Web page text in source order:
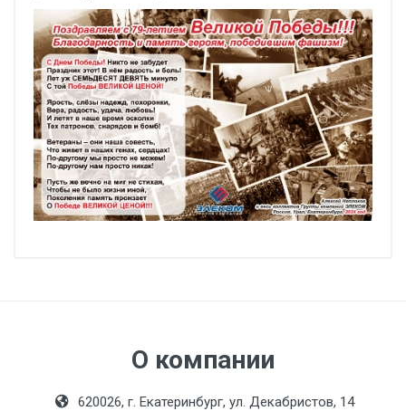
О компании
620026, г. Екатеринбург, ул. Декабристов, 14